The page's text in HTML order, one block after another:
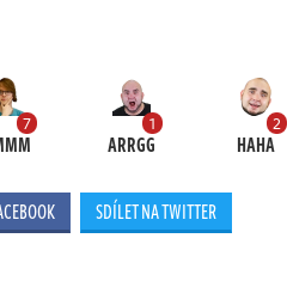
7 1
ARRGG
2
HAHA
SDÍLET NA TWITTER